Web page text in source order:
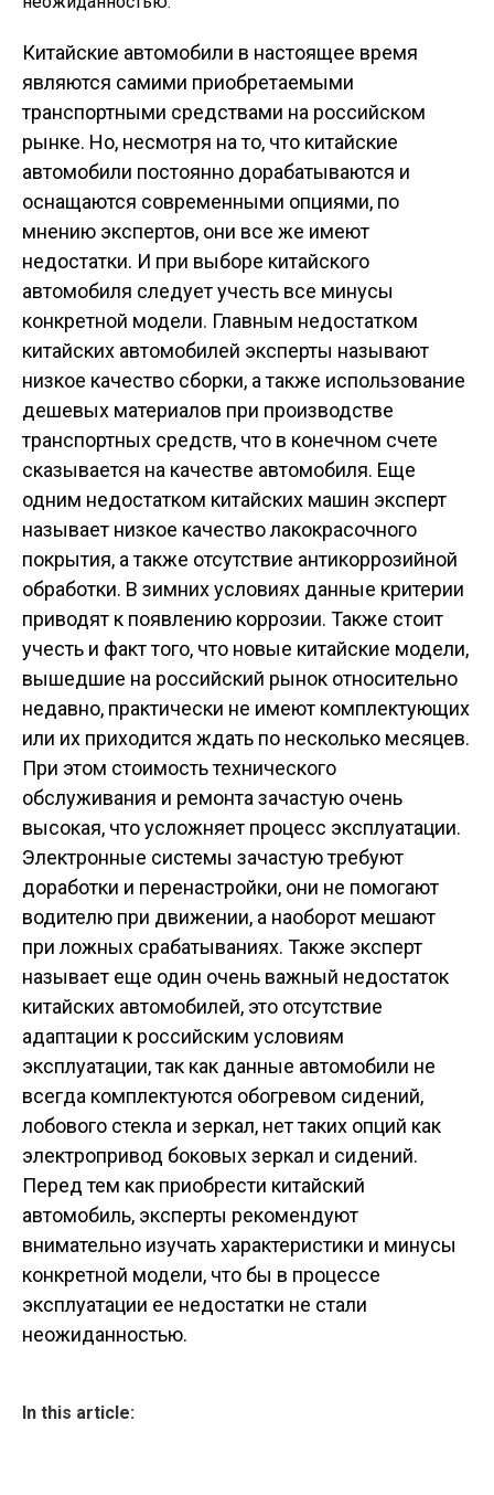
Китайские автомобили в настоящее время
являются самими приобретаемыми
транспортными средствами на российском
рынке. Но, несмотря на то, что китайские
автомобили постоянно дорабатываются и
оснащаются современными опциями, по
мнению экспертов, они все же имеют
недостатки. И при выборе китайского
автомобиля следует учесть все минусы
конкретной модели. Главным недостатком
китайских автомобилей эксперты называют
низкое качество сборки, а также использование
дешевых материалов при производстве
транспортных средств, что в конечном счете
сказывается на качестве автомобиля. Еще
одним недостатком китайских машин эксперт
называет низкое качество лакокрасочного
покрытия, а также отсутствие антикоррозийной
обработки. В зимних условиях данные критерии
приводят к появлению коррозии. Также стоит
учесть и факт того, что новые китайские модели,
вышедшие на российский рынок относительно
недавно, практически не имеют комплектующих
или их приходится ждать по несколько месяцев.
При этом стоимость технического
обслуживания и ремонта зачастую очень
высокая, что усложняет процесс эксплуатации.
Электронные системы зачастую требуют
доработки и перенастройки, они не помогают
водителю при движении, а наоборот мешают
при ложных срабатываниях. Также эксперт
называет еще один очень важный недостаток
китайских автомобилей, это отсутствие
адаптации к российским условиям
эксплуатации, так как данные автомобили не
всегда комплектуются обогревом сидений,
лобового стекла и зеркал, нет таких опций как
электропривод боковых зеркал и сидений.
Перед тем как приобрести китайский
автомобиль, эксперты рекомендуют
внимательно изучать характеристики и минусы
конкретной модели, что бы в процессе
эксплуатации ее недостатки не стали
неожиданностью.
In this article: